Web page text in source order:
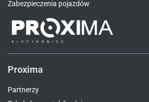
Zabezpieczenia pojazdów
Proxima
Partnerzy